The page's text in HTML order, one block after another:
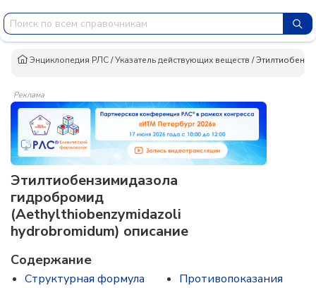
Энциклопедия РЛС/Указатель действующих веществ /
Реклама
Этилтиобензимидазола
гидробромид
(Aethylthiobenzymidazoli
hydrobromidum) описание
Содержание
Структурная формула
Противопоказания